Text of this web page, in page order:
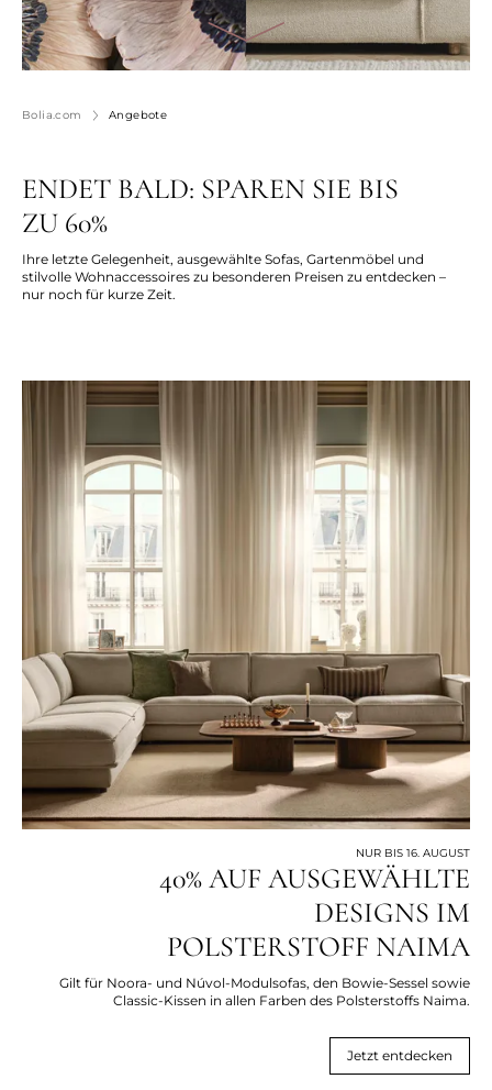
Bolia.com Angebote
ENDET BALD: SPAREN SIE BIS
ZU 60%
Ihre letzte Gelegenheit, ausgewählte Sofas, Gartenmöbel und
stilvolle Wohnaccessoires zu besonderen Preisen zu entdecken –
nur noch für kurze Zeit.
NUR BIS 16. AUGUST
40% AUF AUSGEWÄHLTE
DESIGNS IM
POLSTERSTOFF NAIMA
Gilt für Noora- und Núvol-Modulsofas, den Bowie-Sessel sowie
Classic-Kissen in allen Farben des Polsterstoffs Naima.
Jetzt entdecken